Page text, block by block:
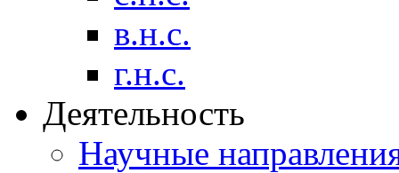
в.н.с.
г.н.с.
Деятельность
Научные